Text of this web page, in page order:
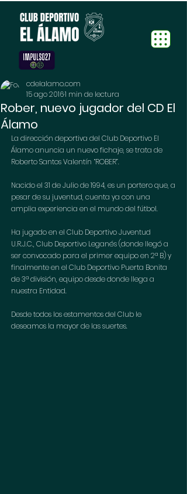
Rober, nuevo jugador del CD El
Álamo
cdelalamo.com
15 ago 20161 min de lectura
La dirección deportiva del Club Deportivo El
Álamo anuncia un nuevo fichaje, se trata de
Roberto Santos Valentín “ROBER”.
Nacido el 31 de Julio de 1994, es un portero que, a
pesar de su juventud, cuenta ya con una
amplia experiencia en el mundo del fútbol.
Ha jugado en el Club Deportivo Juventud
U.R.J.C., Club Deportivo Leganés (donde llegó a
ser convocado para el primer equipo en 2ª B) y
finalmente en el Club Deportivo Puerta Bonita
de 3ª división, equipo desde donde llega a
nuestra Entidad.
Desde todos los estamentos del Club le
deseamos la mayor de las suertes.